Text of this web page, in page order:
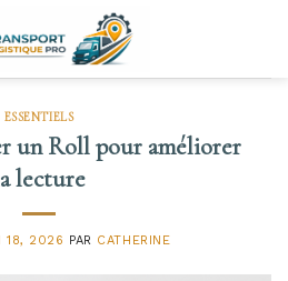
ESSENTIELS
un Roll pour améliorer
lecture
18, 2026 PAR CATHERINE